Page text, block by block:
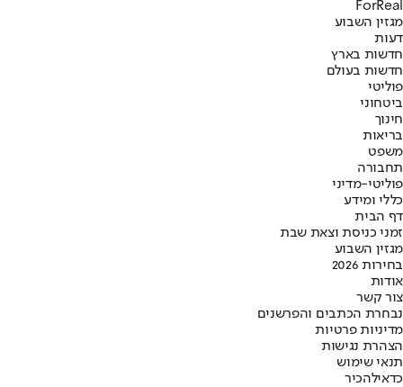
ForReal
מגזין השבוע
דעות
חדשות בארץ
חדשות בעולם
פוליטי
ביטחוני
חינוך
בריאות
משפט
תחבורה
פוליטי-מדיני
כללי ומידע
דף הבית
זמני כניסת וצאת שבת
מגזין השבוע
בחירות 2026
אודות
צור קשר
נבחרת הכתבים והפרשנים
מדיניות פרטיות
הצהרת נגישות
תנאי שימוש
כדאילהכיר